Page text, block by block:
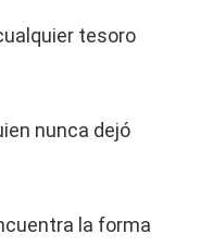
tesoro
nunca dejó
la forma